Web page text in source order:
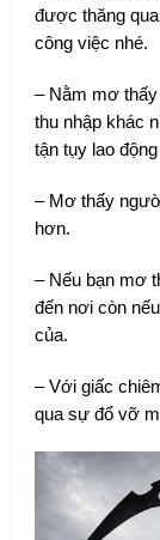
được thăng
công việc nhé.
– Nằm mơ
thu nhập khác
tận tụy lao
– Mơ thấy
hơn.
– Nếu bạn mơ
đến nơi còn
của.
– Với giấc
qua sự đổ vỡ